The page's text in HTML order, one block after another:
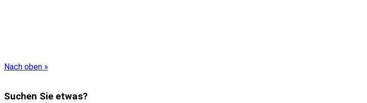
Nach oben »
Suchen Sie etwas?